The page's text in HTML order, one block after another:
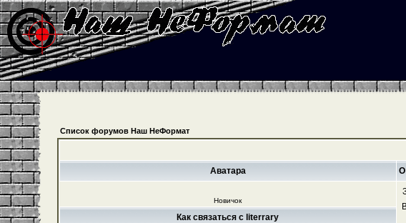
Список форумов Наш НеФормат
Аватара О
Новичок
Как связаться с literrary